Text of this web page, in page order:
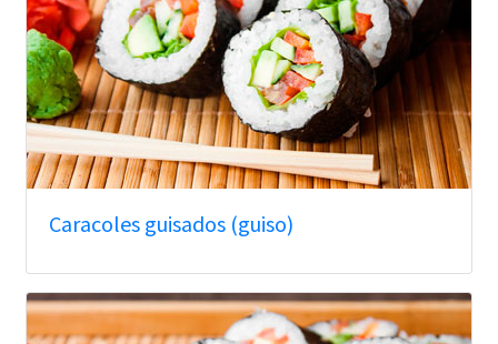
Caracoles guisados (guiso)